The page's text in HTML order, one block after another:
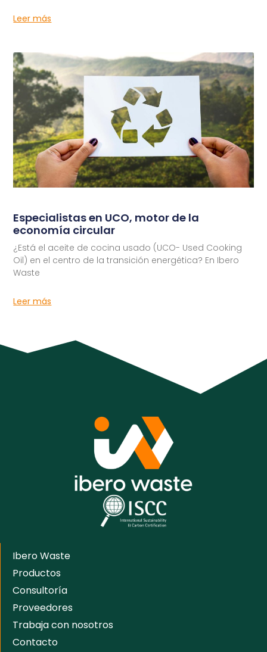
Leer más
Especialistas en UCO, motor de la
economía circular
¿Está el aceite de cocina usado (UCO- Used Cooking
Oil) en el centro de la transición energética? En Ibero
Waste
Leer más
Ibero Waste
Productos
Consultoría
Proveedores
Trabaja con nosotros
Contacto